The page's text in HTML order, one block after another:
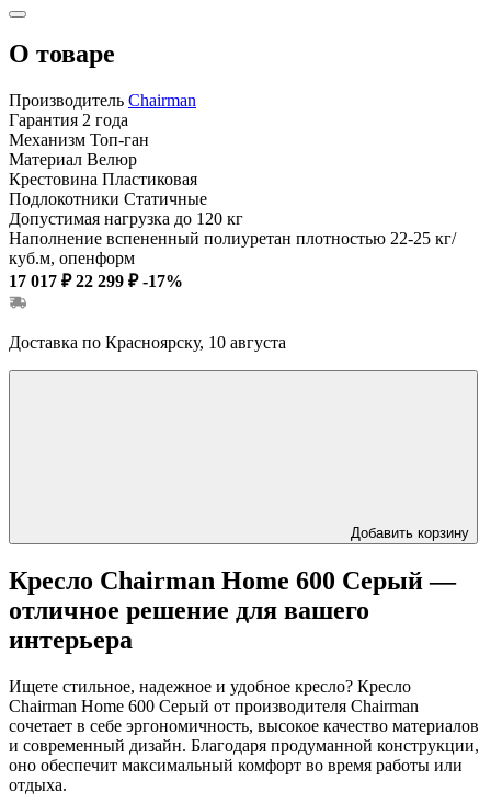
О товаре
Производитель Chairman
Гарантия 2 года
Механизм Топ-ган
Материал Велюр
Крестовина Пластиковая
Подлокотники Статичные
Допустимая нагрузка до 120 кг
Наполнение вспененный полиуретан плотностью 22-25 кг/
куб.м, опенформ
17 017 ₽ 22 299 ₽ -17%
Доставка по Красноярску, 10 августа
Добавить корзину
Кресло Chairman Home 600 Серый —
отличное решение для вашего
интерьера
Ищете стильное, надежное и удобное кресло? Кресло
Chairman Home 600 Серый от производителя Chairman
сочетает в себе эргономичность, высокое качество материалов
и современный дизайн. Благодаря продуманной конструкции,
оно обеспечит максимальный комфорт во время работы или
отдыха.